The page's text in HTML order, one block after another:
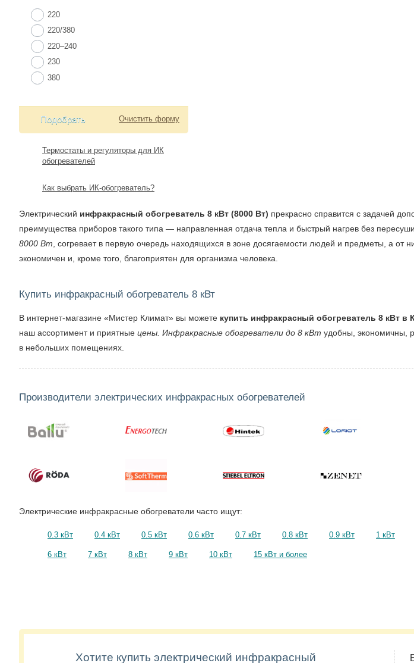
220
220/380
220–240
230
380
Очистить форму
Подобрать
Термостаты и регуляторы для ИК
обогревателей
Как выбрать ИК-обогреватель?
Электрический инфракрасный обогреватель 8 кВт (8000 Вт) прекрасно справится с задачей
преимущества приборов такого типа — направленная отдача тепла и быстрый нагрев без
8000 Вт , согревает в первую очередь находящихся в зоне досягаемости людей и предметы, а
экономичен и, кроме того, благоприятен для организма человека.
Купить инфракрасный обогреватель 8 кВт
В интернет-магазине «Мистер Климат» вы можете купить инфракрасный обогреватель 8 кВт в
наш ассортимент и приятные цены. Инфракрасные обогреватели до 8 кВт удобны, экономичны,
в небольших помещениях.
Производители электрических инфракрасных обогревателей
Электрические инфракрасные обогреватели часто ищут:
0.3 кВт 0.4 кВт 0.5 кВт 0.6 кВт 0.7 кВт 0.8 кВт 0.9 кВт 1 кВт
6 кВт 7 кВт 8 кВт 9 кВт 10 кВт 15 кВт и более
Хотите купить электрический инфракрасный